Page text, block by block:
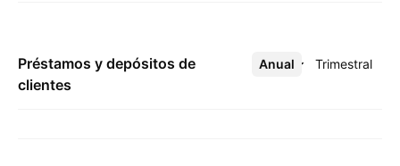
Préstamos y depósitos de
clientes
Anual Trimestral
Más